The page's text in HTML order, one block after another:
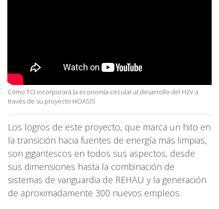
Cómo TCI incorporará la economía circular al desarrollo del H2V a
través de su proyecto HOASIS
Los logros de este proyecto, que marca un hito en
la transición hacia fuentes de energía más limpias,
son gigantescos en todos sus aspectos, desde
sus dimensiones hasta la combinación de
sistemas de vanguardia de REHAU y la generación
de aproximadamente 300 nuevos empleos.